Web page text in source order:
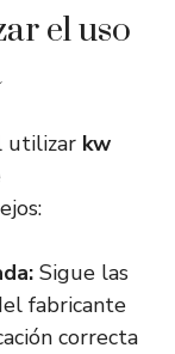
el uso
utilizar kw
Sigue las
fabricante
correcta